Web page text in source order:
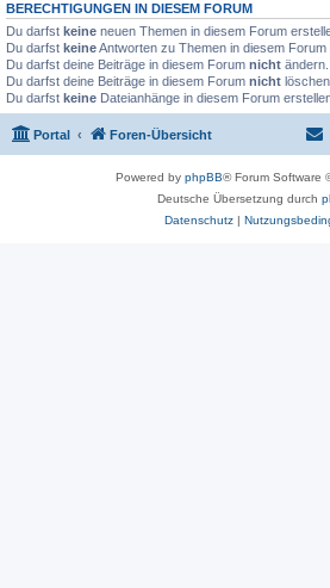
BERECHTIGUNGEN IN DIESEM FORUM
Du darfst keine neuen Themen in diesem Forum
Du darfst keineAntworten zu Themen in diesem Forum
Du darfst deine Beiträge in diesem Forum nicht ändern.
Du darfst deine Beiträge in diesem Forum nicht löschen.
Du darfst keine Dateianhänge in diesem Forum
Portal Foren-Übersicht
Powered by phpBB® Forum Software
Deutsche Übersetzung durch
Datenschutz|